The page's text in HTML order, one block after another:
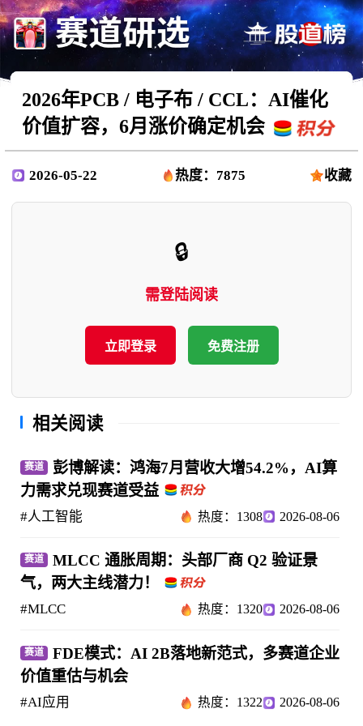
2026年PCB / 电子布 / CCL：AI催化
价值扩容，6月涨价确定机会
2026-05-22 热度：7875 收藏
🔒
需登陆阅读
立即登录 免费注册
相关阅读
赛道
彭博解读：鸿海7月营收大增54.2%，AI算
力需求兑现赛道受益
#人工智能 热度：1308 2026-08-06
赛道
MLCC 通胀周期：头部厂商 Q2 验证景
气，两大主线潜力！
#MLCC 热度：1320 2026-08-06
赛道
FDE模式：AI 2B落地新范式，多赛道企业
价值重估与机会
#AI应用 热度：1322 2026-08-06